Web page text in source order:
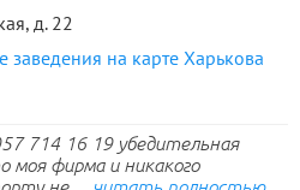
д. 22
заведения на карте Харькова
714 16 19 убедительная
моя фирма и никакого